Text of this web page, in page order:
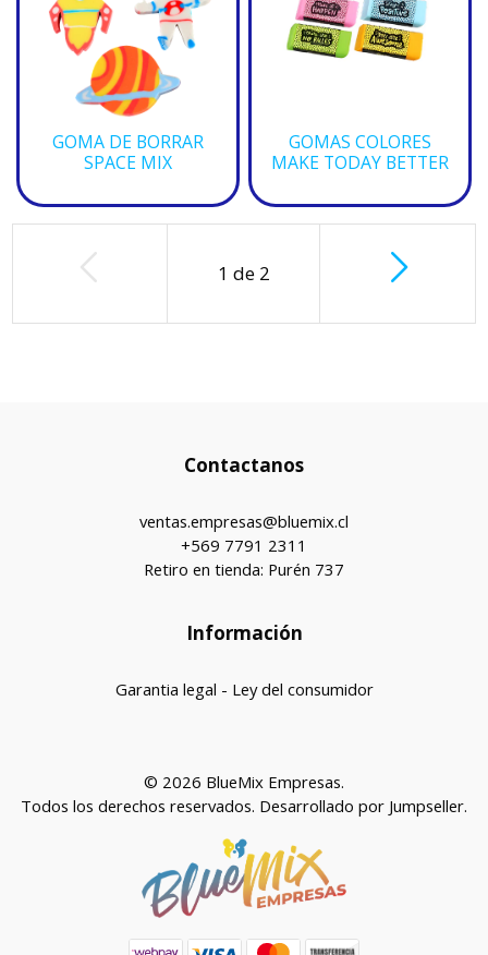
GOMA DE BORRAR
SPACE MIX
GOMAS COLORES
MAKE TODAY BETTER
1 de 2
Contactanos
ventas.empresas@bluemix.cl
+569 7791 2311
Retiro en tienda: Purén 737
Información
Garantia legal - Ley del consumidor
© 2026 BlueMix Empresas.
Todos los derechos reservados. Desarrollado por Jumpseller.